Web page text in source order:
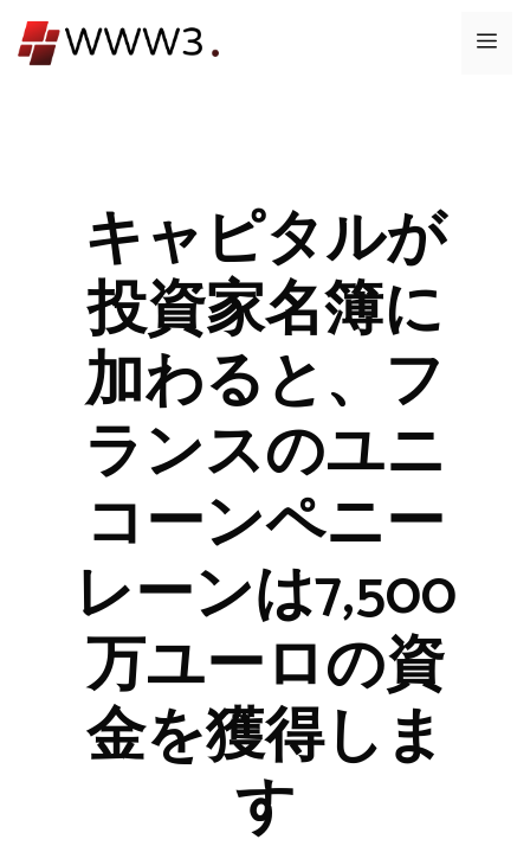
ン
メ
キャピタルが
投資家名簿に
加わると、フ
ランスのユニ
コーンペニー
レーンは7,500
万ユーロの資
金を獲得しま
す